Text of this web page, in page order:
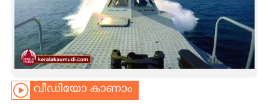
ART
ASTRO
CARTOONS
വീഡിയോ കാണാം